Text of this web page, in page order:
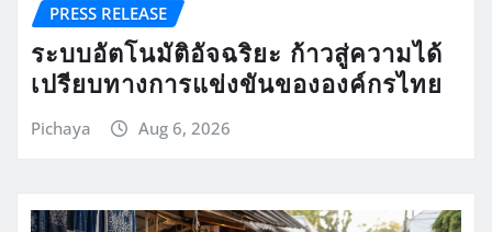
PRESS RELEASE
ระบบอัตโนมัติอัจฉริยะ ก้าวสู่ความได้
เปรียบทางการแข่งขันขององค์กรไทย
Pichaya Aug 6, 2026